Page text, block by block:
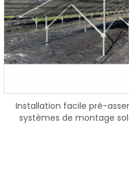
Kseng Smart BMS Powerwall
stockage d'énergie
100Ah 5Kwh Batterie au
système solaire
Installation facile pré-
systèmes de montage